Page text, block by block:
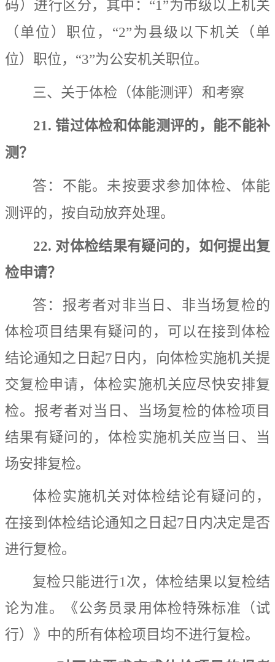
码）进行区分，其中： “1”为市级以上机关
（单位） 职位， “2” 为 县级以下机关（单
位） 职位， “3”为公安机关职位。
三、关于体检（体能测评） 和 考察
21. 错过体检和体能测评的，能不能补
测？
答： 不能。未按要求参加体检、体能
测评的，按自动放弃处理。
22. 对体检结果有疑问的，如何提出复
检申请？
答：报考者对非当日、非当场复检的
体检项目结果有疑问的，可以在接到体检
结论通知之日起7 日内，向体检实施机关提
交复检申请，体检实施机关应尽快安排复
检。报考者对当日、当场复检的体检项目
结果有疑问的，体检实施机关应当日、当
场安排复检。
体检实施机关对体检结论有疑问的，
在接到体检结论通知之日起7 日内决定是否
进行复检。
复检只能进行1 次，体检结果以复检结
论为准。《公务员录用体检特殊标准（试
行）》中的所有体检项目均不进行复检。